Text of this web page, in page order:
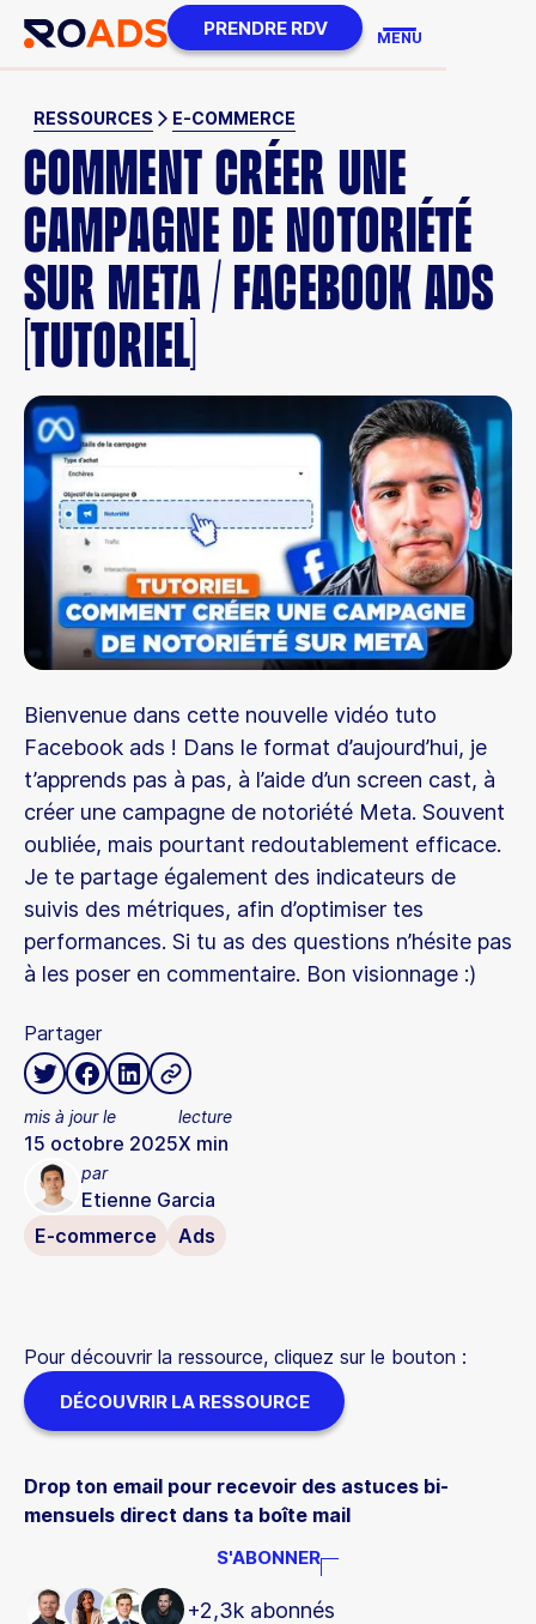
PRENDRE RDV MENU
RESSOURCES E-COMMERCE
COMMENT CRÉER UNE
CAMPAGNE DE NOTORIÉTÉ
SUR META / FACEBOOK ADS
[TUTORIEL]
mis à jour le
15 octobre 2025
lecture
X min
par
Etienne Garcia
E-commerce
Ads
Partager
Bienvenue dans cette nouvelle vidéo tuto
Facebook ads ! Dans le format d’aujourd’hui, je
t’apprends pas à pas, à l’aide d’un screen cast, à
créer une campagne de notoriété Meta. Souvent
oubliée, mais pourtant redoutablement efficace.
Je te partage également des indicateurs de
suivis des métriques, afin d’optimiser tes
performances. Si tu as des questions n’hésite pas
à les poser en commentaire. Bon visionnage :)
Drop ton email pour recevoir des astuces bi-
mensuels direct dans ta boîte mail
S'ABONNER
+2,3k abonnés
Pour découvrir la ressource, cliquez sur le bouton :
DÉCOUVRIR LA RESSOURCE